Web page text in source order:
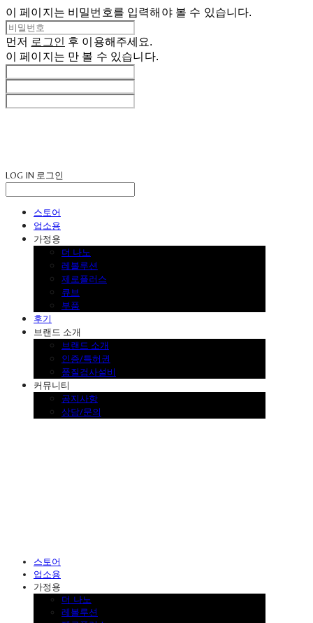
이 페이지는 비밀번호를 입력해야 볼 수 있습니다.
먼저 로그인 후 이용해주세요.
이 페이지는 만 볼 수 있습니다.
LOG IN 로그인
스토어
업소용
가정용
더 나노
레볼루션
제로플러스
큐브
부품
후기
브랜드 소개
브랜드 소개
인증/특허권
품질검사설비
커뮤니티
공지사항
상담/문의
스토어
업소용
가정용
더 나노
레볼루션